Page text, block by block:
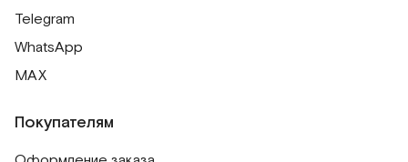
Telegram
WhatsApp
MAX
Покупателям